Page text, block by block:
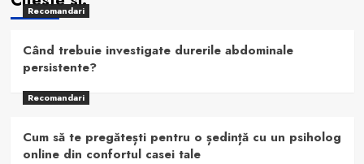
Recomandari
Când trebuie investigate durerile abdominale
persistente?
Recomandari
Cum să te pregătești pentru o ședință cu un psiholog
online din confortul casei tale